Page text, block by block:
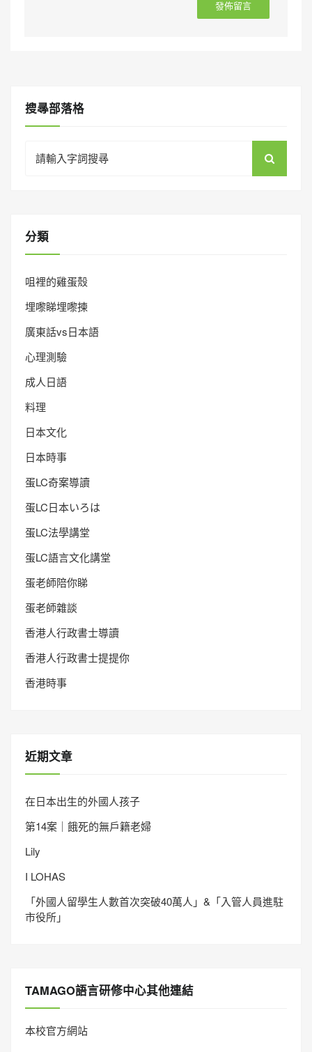
搜㝷部落格
for:
分類
咀裡的雞蛋殼
埋嚟睇埋嚟揀
廣東話vs日本語
心理測驗
成人日語
料理
日本文化
日本時事
蛋LC奇案導讀
蛋LC日本いろは
蛋LC法學講堂
蛋LC語言文化講堂
蛋老師陪你睇
蛋老師雜談
香港人行政書士導讀
香港人行政書士提提你
香港時事
近期文章
在日本出生的外國人孩子
第14案｜餓死的無戶籍老婦
Lily
I LOHAS
「外國人留學生人數首次突破40萬人」&「入管人員進駐
市役所」
TAMAGO語言研修中心其他連結
本校官方網站